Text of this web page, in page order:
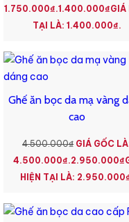
1.750.000₫.1.400.000₫GIÁ
TẠI LÀ: 1.400.000₫.
Ghế ăn bọc da mạ vàng
cao
4.500.000₫ GIÁ GỐC
4.500.000₫.2.950.000₫
HIỆN TẠI LÀ: